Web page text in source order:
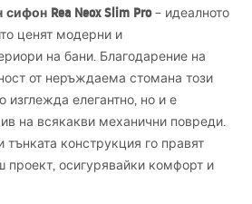
Rea Neox Slim Pro– идеалното
ценят модерни и
на бани. Благодарение на
от неръждаема стомана този
изглежда елегантно, но и е
на всякакви механични повреди.
конструкция го правят
проект, осигурявайки комфорт и